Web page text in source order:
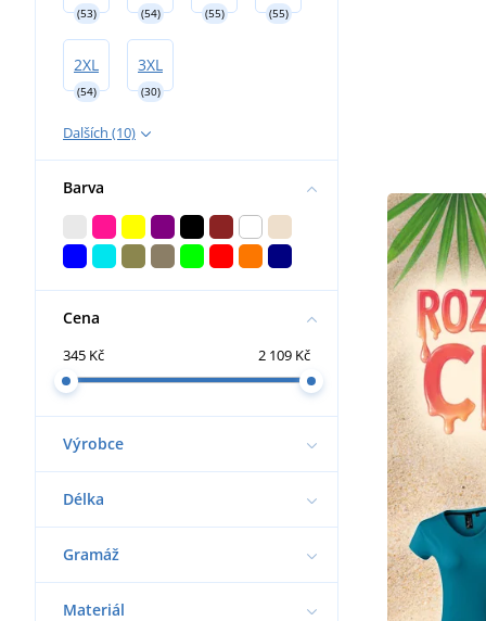
(53) (54) (55) (55)
2XL
(54)
3XL
(30)
Dalších (10)
Barva
Cena
345 Kč 2 109 Kč
Výrobce
Délka
Gramáž
Materiál